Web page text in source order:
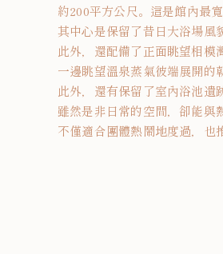
約200平方公尺。這是館內最
其中心是保留了昔日大浴場風
此外，還配備了正面眺望相模
一邊眺望溫泉蒸氣彼端展開的
此外，還有保留了室內浴池遺
雖然是非日常的空間，卻能與
不僅適合團體熱鬧地度過，也